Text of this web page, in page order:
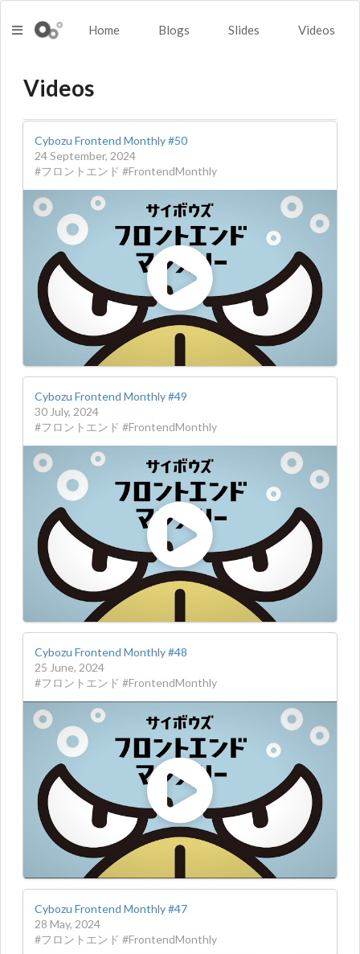
Home Blogs Slides Videos
Videos
Cybozu Frontend Monthly #50
24 September, 2024
#フロントエンド #FrontendMonthly
Cybozu Frontend Monthly #49
30 July, 2024
#フロントエンド #FrontendMonthly
Cybozu Frontend Monthly #48
25 June, 2024
#フロントエンド #FrontendMonthly
Cybozu Frontend Monthly #47
28 May, 2024
#フロントエンド #FrontendMonthly